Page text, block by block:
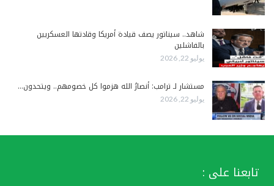
شاهد.. سيناتور يصف قيادة أمريكا وقادتها العسكريين
بالفاشلين
يوليو 22, 2026
مستشار لـ ترامب: أنصارُ الله هزموا كل خصومهم.. ويتحدون…
يوليو 22, 2026
تابعنا على :